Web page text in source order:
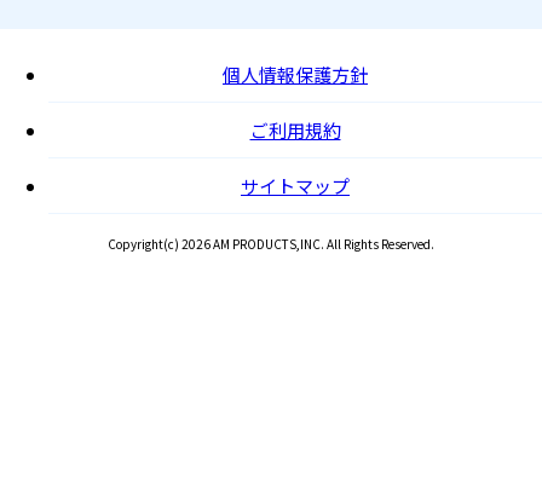
個人情報保護方針
ご利用規約
サイトマップ
Copyright(c) 2026 AM PRODUCTS,INC. All Rights Reserved.